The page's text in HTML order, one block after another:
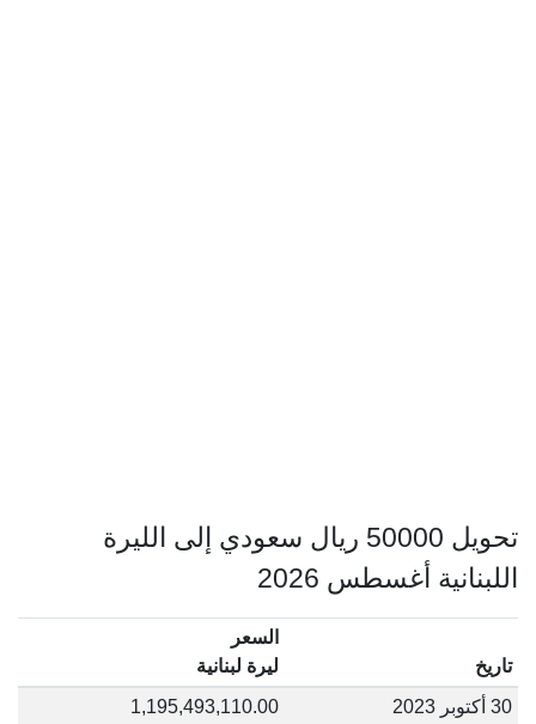
تحويل 50000 ريال سعودي إلى الليرة
اللبنانية أغسطس 2026
تاريخ
السعر
ليرة لبنانية
30 أكتوبر 2023
1,195,493,110.00